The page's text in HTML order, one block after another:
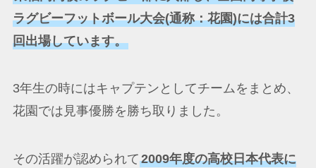
ラグビーフットボール大会(通称：花園)には合計3
回出場しています。
3年生の時にはキャプテンとしてチームをまとめ、
花園では見事優勝を勝ち取りました。
その活躍が認められて2009年度の高校日本代表に